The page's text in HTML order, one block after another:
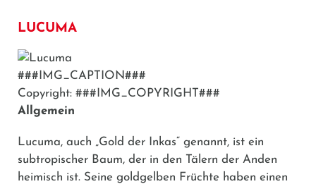
LUCUMA
###IMG_CAPTION###
Copyright: ###IMG_COPYRIGHT###
Allgemein
Lucuma, auch „Gold der Inkas“ genannt, ist ein
subtropischer Baum, der in den Tälern der Anden
heimisch ist. Seine goldgelben Früchte haben einen